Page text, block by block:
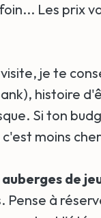
Les prix
je te
histoire
Si ton
c'est moins
auberges de
Pense à